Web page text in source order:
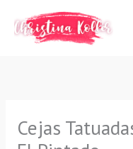
contenido
Cejas